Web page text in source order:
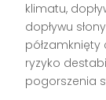
klimatu,
dopływu
ryzyko
pogorszenia